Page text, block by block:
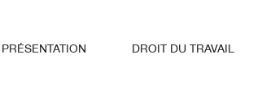
PRÉSENTATION DROIT DU TRAVAIL